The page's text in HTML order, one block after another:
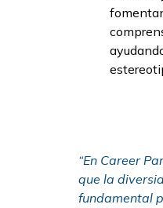
“En Career
que la
fundamental